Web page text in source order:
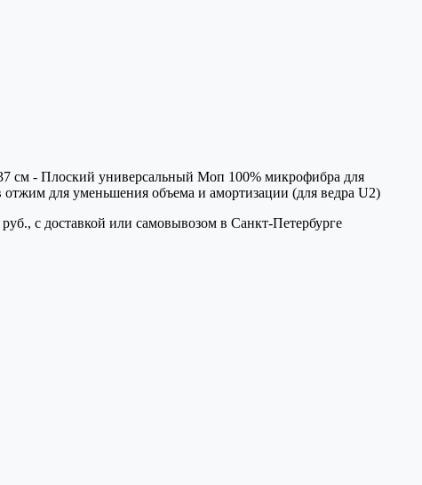
см - Плоский универсальный Моп 100% микрофибра для
для уменьшения объема и амортизации (для ведра U2)
с доставкой или самовывозом в Санкт-Петербурге